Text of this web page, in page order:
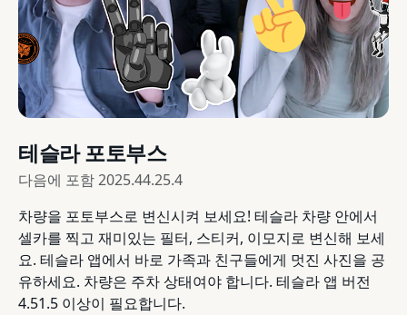
테슬라 포토부스
다음에 포함2025.44.25.4
차량을 포토부스로 변신시켜 보세요! 테슬라 차량 안에서
셀카를 찍고 재미있는 필터, 스티커, 이모지로 변신해 보세
요. 테슬라 앱에서 바로 가족과 친구들에게 멋진 사진을 공
유하세요. 차량은 주차 상태여야 합니다. 테슬라 앱 버전
4.51.5 이상이 필요합니다.